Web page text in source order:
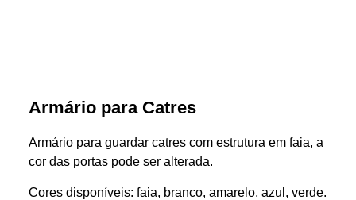
Armário para Catres
Armário para guardar catres com estrutura em faia, a
cor das portas pode ser alterada.
Cores disponíveis: faia, branco, amarelo, azul, verde.